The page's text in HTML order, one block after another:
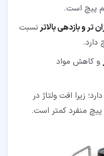
پیچ است.
تر و بازدهی بالاترنسبت
دارد.
و کاهش مواد
دارد؛ زیرا افت ولتاژ در
منفرد کمتر است.